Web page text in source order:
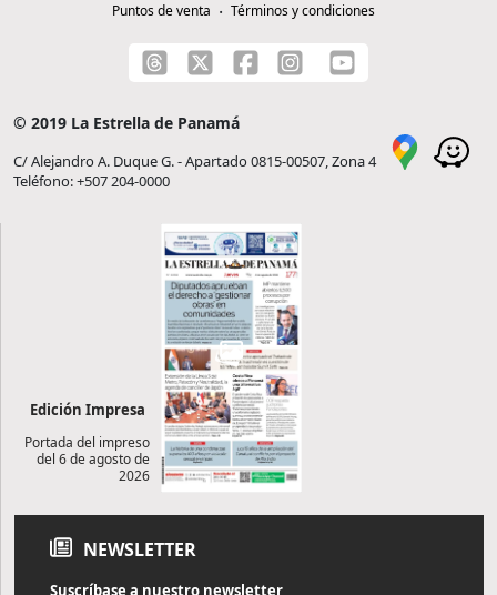
Puntos de venta
Términos y condiciones
© 2019 La Estrella de Panamá
C/ Alejandro A. Duque G. - Apartado 0815-00507, Zona 4
Teléfono: +507 204-0000
Edición Impresa
Portada del impreso
del 6 de agosto de
2026
NEWSLETTER
Suscríbase a nuestro newsletter